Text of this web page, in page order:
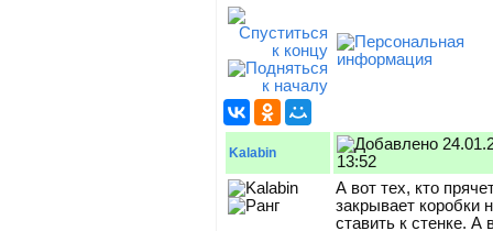
Kalabin
13:52
А вот тех, кто
закрывает коробки
ставить к стенке. А